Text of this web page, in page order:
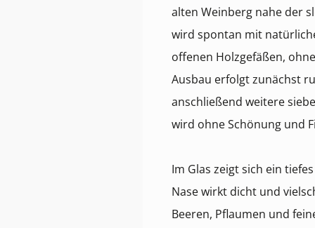
alten Weinberg nahe der
wird spontan mit
offenen Holzgefäßen,
Ausbau erfolgt zunächst
anschließend weitere
wird ohne Schönung und
Im Glas zeigt sich ein
Nase wirkt dicht und
Beeren, Pflaumen und